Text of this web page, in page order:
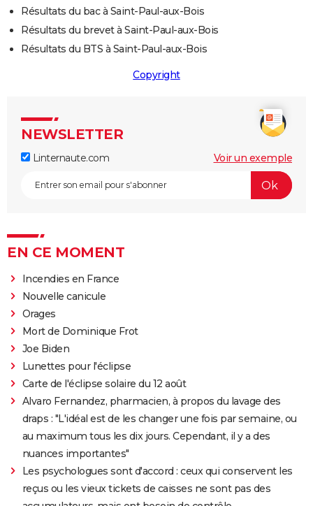
Résultats du bac à Saint-Paul-aux-Bois
Résultats du brevet à Saint-Paul-aux-Bois
Résultats du BTS à Saint-Paul-aux-Bois
Copyright
NEWSLETTER
Linternaute.com Voir un exemple
EN CE MOMENT
Incendies en France
Nouvelle canicule
Orages
Mort de Dominique Frot
Joe Biden
Lunettes pour l'éclipse
Carte de l'éclipse solaire du 12 août
Alvaro Fernandez, pharmacien, à propos du lavage des
draps : "L'idéal est de les changer une fois par semaine, ou
au maximum tous les dix jours. Cependant, il y a des
nuances importantes"
Les psychologues sont d'accord : ceux qui conservent les
reçus ou les vieux tickets de caisses ne sont pas des